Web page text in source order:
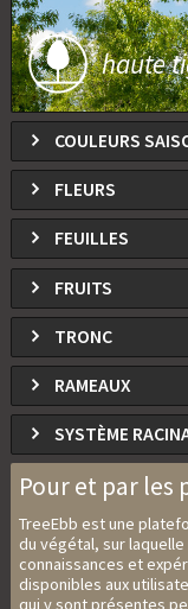
haute
COULEURS
FLEURS
FEUILLES
FRUITS
TRONC
RAMEAUX
SYSTÈME
Pour et par les
TreeEbb est une
du végétal, sur
connaissances et
disponibles aux
qui y sont présentes